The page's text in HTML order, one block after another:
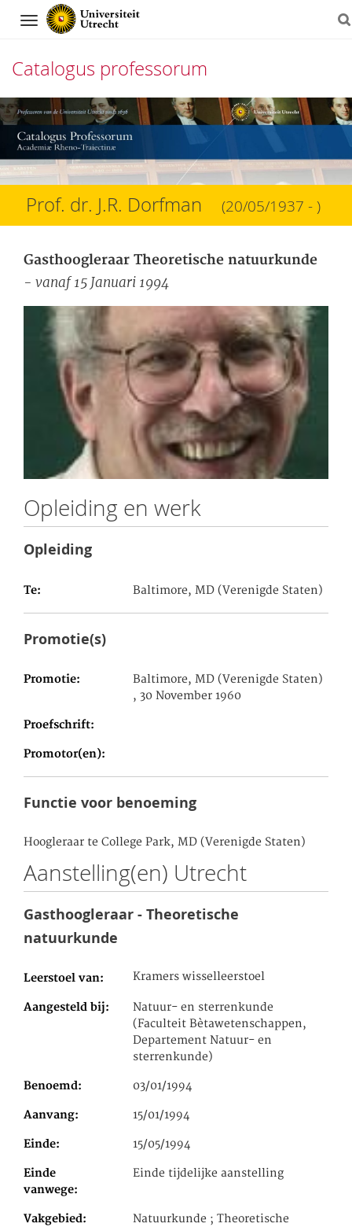
Navigation
Catalogus professorum
Direct
naar
het
inhoud
Prof. dr. J.R. Dorfman (20/05/1937 - )
Gasthoogleraar Theoretische natuurkunde
- vanaf 15 Januari 1994
Opleiding en werk
Opleiding
Te Baltimore, MD (Verenigde Staten)
Promotie(s)
Promotie
Baltimore, MD (Verenigde Staten)
, 30 November 1960
Proefschrift
Promotor(en)
Functie voor benoeming
Hoogleraar te College Park, MD (Verenigde Staten)
Aanstelling(en) Utrecht
Gasthoogleraar - Theoretische
natuurkunde
Leerstoel van Kramers wisselleerstoel
Aangesteld bij
Natuur- en sterrenkunde
(Faculteit Bètawetenschappen,
Departement Natuur- en
sterrenkunde)
Benoemd 03/01/1994
Aanvang 15/01/1994
Einde 15/05/1994
Einde
vanwege
Einde tijdelijke aanstelling
Vakgebied
Natuurkunde ; Theoretische